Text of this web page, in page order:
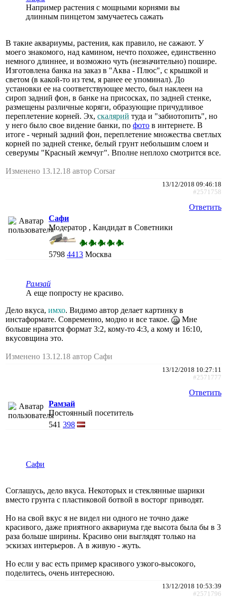
Например растения с мощными корнями вы
длинным пинцетом замучаетесь сажать
В такие аквариумы, растения, как правило, не сажают. У
моего знакомого, над камином, нечто похожее, единственно
немного длиннее, и возможно чуть (незначительно) пошире.
Изготовлена банка на заказ в "Аква - Плюс", с крышкой и
светом (в какой-то из тем, я ранее ее упоминал). До
установки ее на соответствующее место, был наклеен на
сироп задний фон, в банке на присосках, по задней стенке,
размещены различные коряги, образующие причудливое
переплетение корней. Эх, скалярий туда и "забиотопить", но
у него было свое видение банки, по фото в интернете. В
итоге - черный задний фон, переплетение множества светлых
корней по задней стенке, белый грунт небольшим слоем и
северумы "Красный жемчуг". Вполне неплохо смотрится все.
Изменено 13.12.18 автор Corsar
13/12/2018 09:46:18
#2571758
Ответить
Сафи
Модератор , Кандидат в Советники
5798 4413 Москва
Рамзай
А еще попросту не красиво.
Дело вкуса, имхо. Видимо автор делает картинку в
инстаформате. Современно, модно и все такое.
Мне
больше нравится формат 3:2, кому-то 4:3, а кому и 16:10,
вкусовщина это.
Изменено 13.12.18 автор Сафи
13/12/2018 10:27:11
#2571777
Ответить
Рамзай
Постоянный посетитель
541 398
Сафи
Соглашусь, дело вкуса. Некоторых и стеклянные шарики
вместо грунта с пластиковой ботвой в восторг приводят.
Но на свой вкус я не видел ни одного не точно даже
красивого, даже приятного аквариума где высота была бы в 3
раза больше ширины. Красиво они выглядят только на
эскизах интерьеров. А в живую - жуть.
Но если у вас есть пример красивого узкого-высокого,
поделитесь, очень интересною.
13/12/2018 10:53:39
#2571796